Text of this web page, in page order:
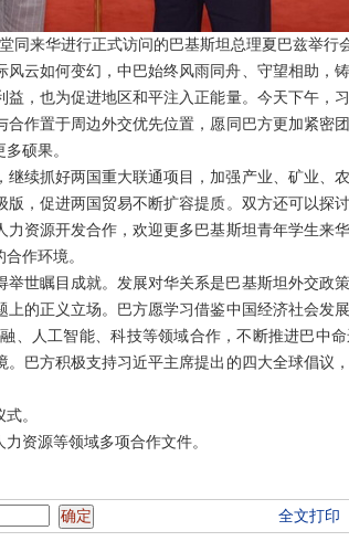
同来华进行正式访问的巴基斯坦总理夏巴兹举行
云如何变幻，中巴始终风雨同舟、守望相助，
，也为促进地区和平注入正能量。今天下午，
作置于周边外交优先位置，愿同巴方更加紧密
硕果。
续抓好两国重大联通项目，加强产业、矿业、
，促进两国贸易不断扩容提质。双方还可以探
资源开发合作，欢迎更多巴基斯坦青年学生来
作环境。
世瞩目成就。发展对华关系是巴基斯坦外交政
的正义立场。巴方愿学习借鉴中国经济社会发
、人工智能、科技等领域合作，不断推进巴中
巴方积极支持习近平主席提出的四大全球倡议
。
资源等领域多项合作文件。
全文打印